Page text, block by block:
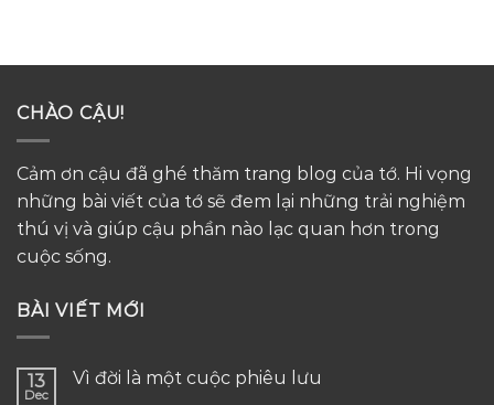
CHÀO CẬU!
Cảm ơn cậu đã ghé thăm trang blog của tớ. Hi vọng
những bài viết của tớ sẽ đem lại những trải nghiệm
thú vị và giúp cậu phần nào lạc quan hơn trong
cuộc sống.
BÀI VIẾT MỚI
13
Dec
Vì đời là một cuộc phiêu lưu